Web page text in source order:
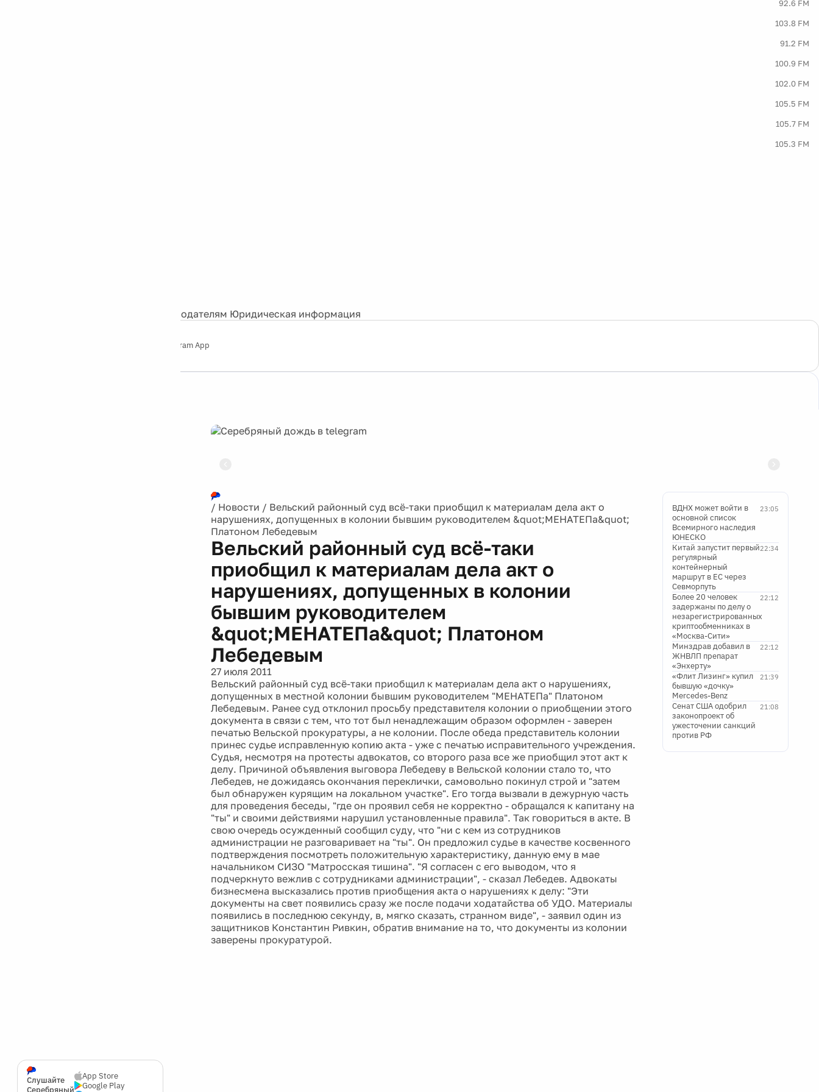
92.6 FM
103.8 FM
91.2 FM
100.9 FM
102.0 FM
105.5 FM
105.7 FM
105.3 FM
Рекламодателям Юридическая информация
Telegram App
Слушайте
Серебряный
App Store
Google Play
/ Новости / Вельский районный суд всё-таки приобщил к материалам дела акт о
нарушениях, допущенных в колонии бывшим руководителем &quot;МЕНАТЕПа&quot;
Платоном Лебедевым
Вельский районный суд всё-таки
приобщил к материалам дела акт о
нарушениях, допущенных в колонии
бывшим руководителем
&quot;МЕНАТЕПа&quot; Платоном
Лебедевым
27 июля 2011
Вельский районный суд всё-таки приобщил к материалам дела акт о нарушениях,
допущенных в местной колонии бывшим руководителем "МЕНАТЕПа" Платоном
Лебедевым. Ранее суд отклонил просьбу представителя колонии о приобщении этого
документа в связи с тем, что тот был ненадлежащим образом оформлен - заверен
печатью Вельской прокуратуры, а не колонии. После обеда представитель колонии
принес судье исправленную копию акта - уже с печатью исправительного учреждения.
Судья, несмотря на протесты адвокатов, со второго раза все же приобщил этот акт к
делу. Причиной объявления выговора Лебедеву в Вельской колонии стало то, что
Лебедев, не дожидаясь окончания переклички, самовольно покинул строй и "затем
был обнаружен курящим на локальном участке". Его тогда вызвали в дежурную часть
для проведения беседы, "где он проявил себя не корректно - обращался к капитану на
"ты" и своими действиями нарушил установленные правила". Так говориться в акте. В
свою очередь осужденный сообщил суду, что "ни с кем из сотрудников
администрации не разговаривает на "ты". Он предложил судье в качестве косвенного
подтверждения посмотреть положительную характеристику, данную ему в мае
начальником СИЗО "Матросская тишина". "Я согласен с его выводом, что я
подчеркнуто вежлив с сотрудниками администрации", - сказал Лебедев. Адвокаты
бизнесмена высказались против приобщения акта о нарушениях к делу: "Эти
документы на свет появились сразу же после подачи ходатайства об УДО. Материалы
появились в последнюю секунду, в, мягко сказать, странном виде", - заявил один из
защитников Константин Ривкин, обратив внимание на то, что документы из колонии
заверены прокуратурой.
23:05
ВДНХ может войти в
основной список
Всемирного наследия
ЮНЕСКО
22:34
Китай запустит первый
регулярный
контейнерный
маршрут в ЕС через
Севморпуть
22:12
Более 20 человек
задержаны по делу о
незарегистрированных
криптообменниках в
«Москва-Сити»
22:12
Минздрав добавил в
ЖНВЛП препарат
«Энхерту»
21:39
«Флит Лизинг» купил
бывшую «дочку»
Mercedes-Benz
21:08
Сенат США одобрил
законопроект об
ужесточении санкций
против РФ